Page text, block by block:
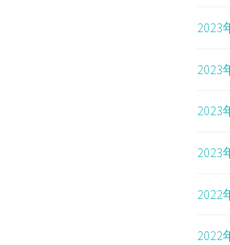
2023
2023
2023
2023
2022
2022